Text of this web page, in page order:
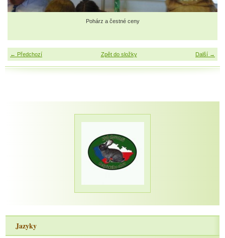
Pohárz a čestné ceny
← Předchozí Další →
Zpět do složky
Jazyky